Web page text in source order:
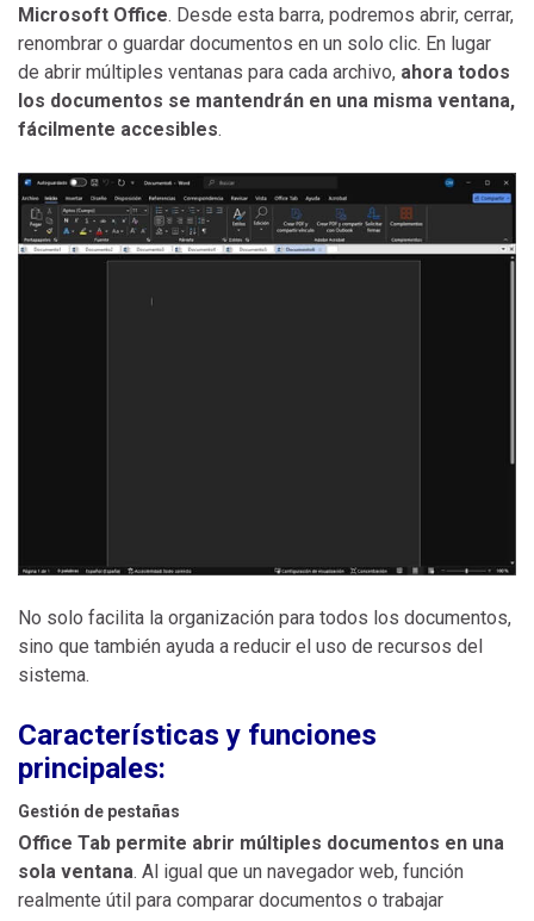
Microsoft Office. Desde esta barra, podremos abrir, cerrar,
renombrar o guardar documentos en un solo clic. En lugar
de abrir múltiples ventanas para cada archivo, ahora todos
los documentos se mantendrán en una misma ventana,
fácilmente accesibles.
No solo facilita la organización para todos los documentos,
sino que también ayuda a reducir el uso de recursos del
sistema.
Características y funciones
principales:
Gestión de pestañas
Office Tab permite abrir múltiples documentos en una
sola ventana. Al igual que un navegador web, función
realmente útil para comparar documentos o trabajar